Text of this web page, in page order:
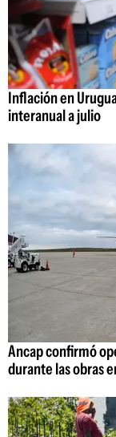
Inflación en
interanual a julio
Ancap confirmó
durante las obras